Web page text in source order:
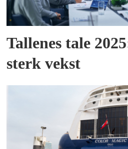
Tallenes tale
sterk vekst